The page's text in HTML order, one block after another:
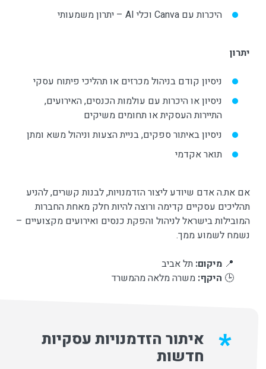
היכרות עם Canva וכלי AI – יתרון משמעותי
יתרון
ניסיון קודם בניהול מכרזים או תהליכי פיתוח עסקי
ניסיון או היכרות עם עולמות הכנסים, האירועים,
התיירות העסקית או תחומים משיקים
ניסיון באיתור ספקים, בניית הצעות וניהול משא ומתן
תואר אקדמי
אם את.ה אדם שיודע ליצור הזדמנויות, לבנות קשרים, להניע
תהליכים עסקיים קדימה ורוצה להיות חלק מאחת החברות
המובילות בישראל לניהול והפקת כנסים ואירועים מקצועיים –
נשמח לשמוע ממך.
📍 מיקום: תל אביב
🕒 היקף: משרה מלאה מהמשרד
איתור הזדמנויות עסקיות
חדשות